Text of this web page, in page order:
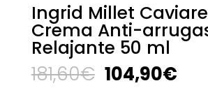
Ingrid Millet
Crema Anti-
Relajante 50 ml
181,60€ El
precio
104,90€El